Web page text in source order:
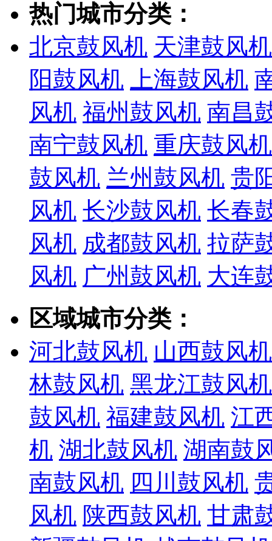
热门城市分类：
北京鼓风机 天津鼓风机
阳鼓风机
上海鼓风机
风机 福州鼓风机 南昌
南宁鼓风机 重庆鼓风机
鼓风机 兰州鼓风机 贵
风机 长沙鼓风机 长春
风机 成都鼓风机 拉萨
风机 广州鼓风机 大连
区域城市分类：
河北鼓风机 山西鼓风机
林鼓风机 黑龙江鼓风机
鼓风机 福建鼓风机 江
机 湖北鼓风机 湖南鼓
南鼓风机 四川鼓风机
风机 陕西鼓风机 甘肃